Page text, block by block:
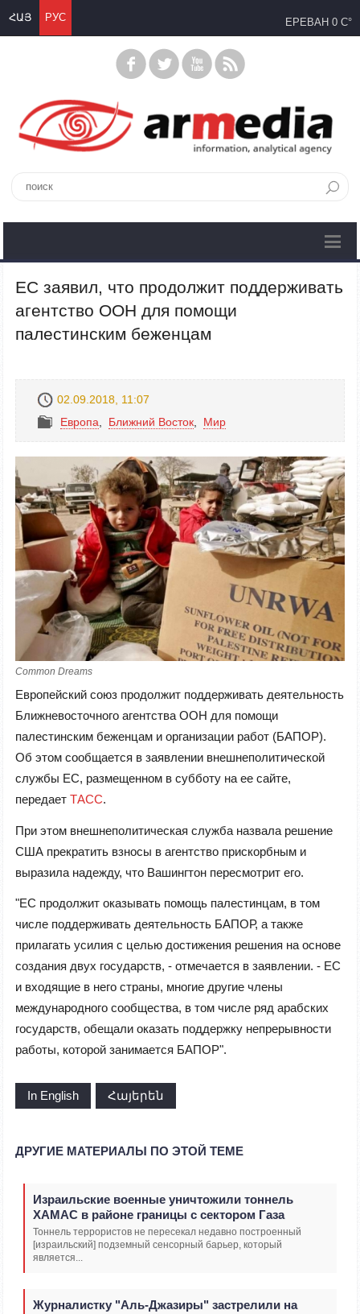
ՀԱՅ РУС ЕРЕВАН 0 C°
ЕС заявил, что продолжит поддерживать
агентство ООН для помощи
палестинским беженцам
02.09.2018, 11:07
Европа
Ближний Восток Mир
Common Dreams
Европейский союз продолжит поддерживать деятельность
Ближневосточного агентства ООН для помощи
палестинским беженцам и организации работ (БАПОР).
Об этом сообщается в заявлении внешнеполитической
службы ЕС, размещенном в субботу на ее сайте,
передает ТАСС.
При этом внешнеполитическая служба назвала решение
США прекратить взносы в агентство прискорбным и
выразила надежду, что Вашингтон пересмотрит его.
"ЕС продолжит оказывать помощь палестинцам, в том
числе поддерживать деятельность БАПОР, а также
прилагать усилия с целью достижения решения на основе
создания двух государств, - отмечается в заявлении. - ЕС
и входящие в него страны, многие другие члены
международного сообщества, в том числе ряд арабских
государств, обещали оказать поддержку непрерывности
работы, которой занимается БАПОР".
In English Հայերեն
ДРУГИЕ МАТЕРИАЛЫ ПО ЭТОЙ ТЕМЕ
Израильские военные уничтожили тоннель
ХАМАС в районе границы с сектором Газа
Тоннель террористов не пересекал недавно построенный
[израильский] подземный сенсорный барьер, который
является...
Журналистку "Аль-Джазиры" застрелили на